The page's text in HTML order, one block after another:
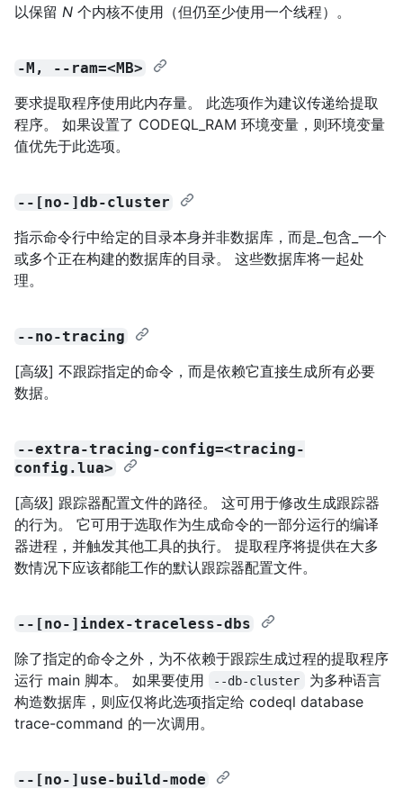
以保留 N 个内核不使用（但仍至少使用一个线程）。
-M, --ram=<MB>
要求提取程序使用此内存量。 此选项作为建议传递给提取
程序。 如果设置了 CODEQL_RAM 环境变量，则环境变量
值优先于此选项。
--[no-]db-cluster
指示命令行中给定的目录本身并非数据库，而是_包含_一个
或多个正在构建的数据库的目录。 这些数据库将一起处
理。
--no-tracing
[高级] 不跟踪指定的命令，而是依赖它直接生成所有必要
数据。
--extra-tracing-config=<tracing-
config.lua>
[高级] 跟踪器配置文件的路径。 这可用于修改生成跟踪器
的行为。 它可用于选取作为生成命令的一部分运行的编译
器进程，并触发其他工具的执行。 提取程序将提供在大多
数情况下应该都能工作的默认跟踪器配置文件。
--[no-]index-traceless-dbs
除了指定的命令之外，为不依赖于跟踪生成过程的提取程序
运行 main 脚本。 如果要使用
--db-cluster
为多种语言
构造数据库，则应仅将此选项指定给 codeql database
trace-command 的一次调用。
--[no-]use-build-mode